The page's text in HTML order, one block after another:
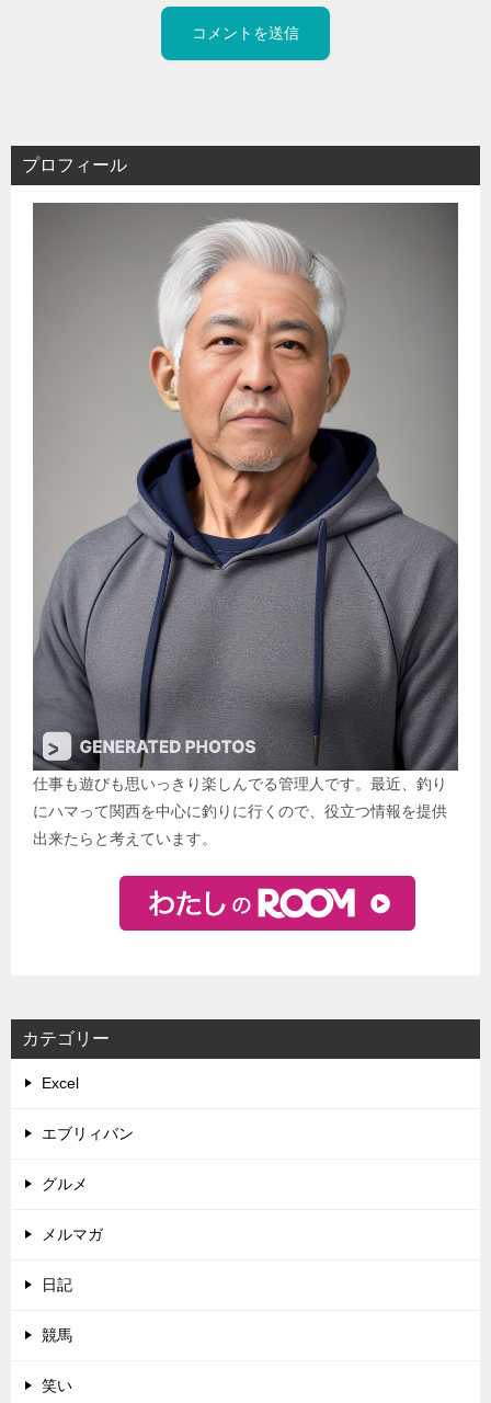
プロフィール
仕事も遊びも思いっきり楽しんでる管理人です。最近、釣り
にハマって関西を中心に釣りに行くので、役立つ情報を提供
出来たらと考えています。
カテゴリー
Excel
エブリィバン
グルメ
メルマガ
日記
競馬
笑い